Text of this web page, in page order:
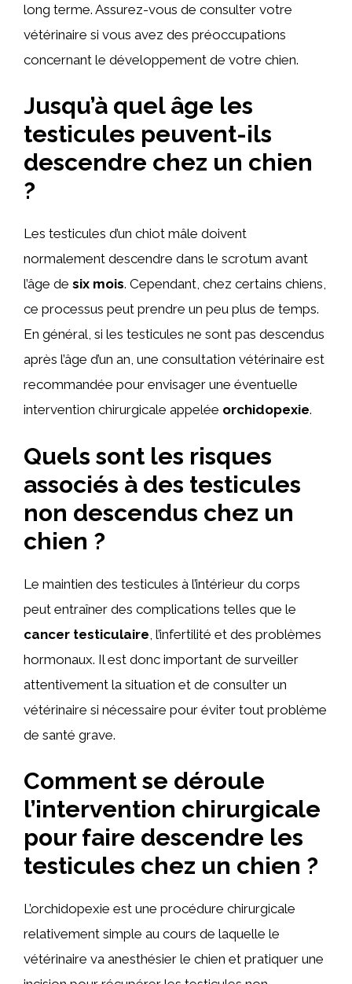
long terme. Assurez-vous de consulter votre
vétérinaire si vous avez des préoccupations
concernant le développement de votre chien.
Jusqu’à quel âge les
testicules peuvent-ils
descendre chez un chien
?
Les testicules d’un chiot mâle doivent
normalement descendre dans le scrotum avant
l’âge de six mois. Cependant, chez certains chiens,
ce processus peut prendre un peu plus de temps.
En général, si les testicules ne sont pas descendus
après l’âge d’un an, une consultation vétérinaire est
recommandée pour envisager une éventuelle
intervention chirurgicale appelée orchidopexie.
Quels sont les risques
associés à des testicules
non descendus chez un
chien ?
Le maintien des testicules à l’intérieur du corps
peut entraîner des complications telles que le
cancer testiculaire , l’infertilité et des problèmes
hormonaux. Il est donc important de surveiller
attentivement la situation et de consulter un
vétérinaire si nécessaire pour éviter tout problème
de santé grave.
Comment se déroule
l’intervention chirurgicale
pour faire descendre les
testicules chez un chien ?
L’orchidopexie est une procédure chirurgicale
relativement simple au cours de laquelle le
vétérinaire va anesthésier le chien et pratiquer une